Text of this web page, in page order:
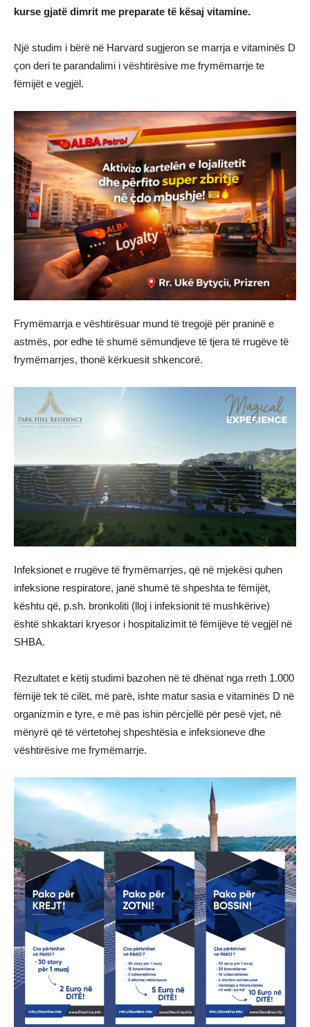
kurse gjatë dimrit me preparate të kësaj vitamine.
Një studim i bërë në Harvard sugjeron se marrja e vitaminës D
çon deri te parandalimi i vështirësive me frymëmarrje te
fëmijët e vegjël.
Frymëmarrja e vështirësuar mund të tregojë për praninë e
astmës, por edhe të shumë sëmundjeve të tjera të rrugëve të
frymëmarrjes, thonë kërkuesit shkencorë.
Infeksionet e rrugëve të frymëmarrjes, që në mjekësi quhen
infeksione respiratore, janë shumë të shpeshta te fëmijët,
kështu që, p.sh. bronkoliti (lloj i infeksionit të mushkërive)
është shkaktari kryesor i hospitalizimit të fëmijëve të vegjël në
SHBA.
Rezultatet e këtij studimi bazohen në të dhënat nga rreth 1.000
fëmijë tek të cilët, më parë, ishte matur sasia e vitaminës D në
organizmin e tyre, e më pas ishin përcjellë për pesë vjet, në
mënyrë që të vërtetohej shpeshtësia e infeksioneve dhe
vështirësive me frymëmarrje.